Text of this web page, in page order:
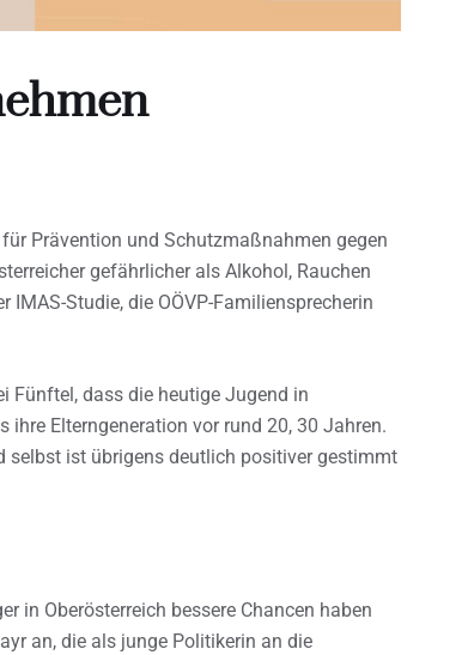
Prävention und Schutzmaßnahmen gegen
gefährlicher als Alkohol, Rauchen
Studie, die OÖVP-Familiensprecherin
Fünftel, dass die heutige Jugend in
Elterngeneration vor rund 20, 30 Jahren.
selbst ist übrigens deutlich positiver gestimmt
in Oberösterreich bessere Chancen haben
an, die als junge Politikerin an die